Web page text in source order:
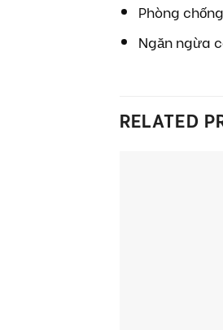
Phòng
Ngăn ngừa
RELATED